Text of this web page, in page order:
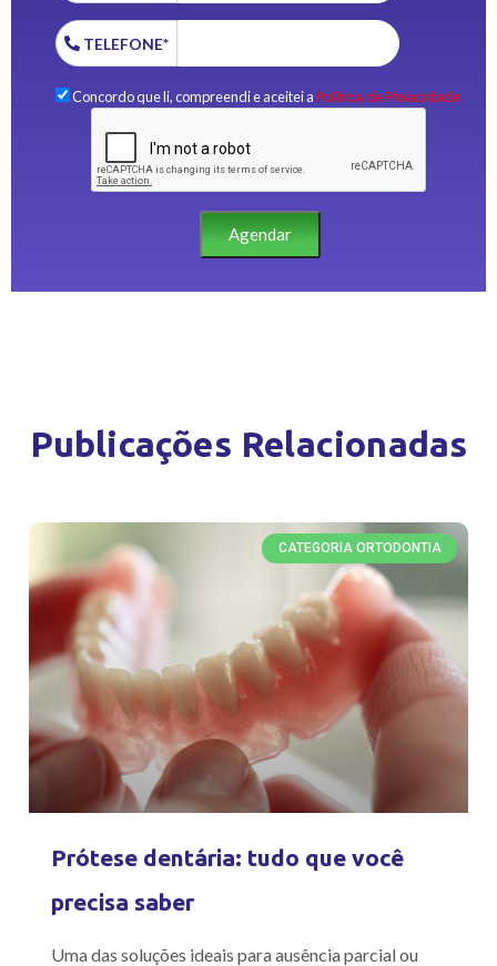
TELEFONE*
Concordo que li, compreendi e aceitei a Política de Privacidade.
Agendar
Publicações Relacionadas
CATEGORIA ORTODONTIA
Prótese dentária: tudo que você
precisa saber
Uma das soluções ideais para ausência parcial ou